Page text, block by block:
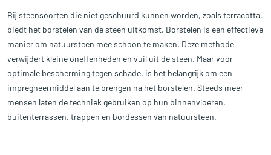
Bij steensoorten die niet geschuurd kunnen worden, zoals terracotta,
biedt het borstelen van de steen uitkomst. Borstelen is een effectieve
manier om natuursteen mee schoon te maken. Deze methode
verwijdert kleine oneffenheden en vuil uit de steen. Maar voor
optimale bescherming tegen schade, is het belangrijk om een
impregneermiddel aan te brengen na het borstelen. Steeds meer
mensen laten de techniek gebruiken op hun binnenvloeren,
buitenterrassen, trappen en bordessen van natuursteen.